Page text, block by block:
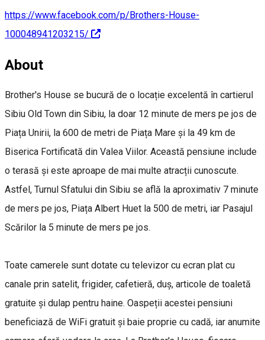
https://www.facebook.com/p/Brothers-House-
100048941203215/
About
Brother's House se bucură de o locație excelentă în cartierul
Sibiu Old Town din Sibiu, la doar 12 minute de mers pe jos de
Piața Unirii, la 600 de metri de Piața Mare și la 49 km de
Biserica Fortificată din Valea Viilor. Această pensiune include
o terasă și este aproape de mai multe atracții cunoscute.
Astfel, Turnul Sfatului din Sibiu se află la aproximativ 7 minute
de mers pe jos, Piața Albert Huet la 500 de metri, iar Pasajul
Scărilor la 5 minute de mers pe jos.
Toate camerele sunt dotate cu televizor cu ecran plat cu
canale prin satelit, frigider, cafetieră, duș, articole de toaletă
gratuite și dulap pentru haine. Oaspeții acestei pensiuni
beneficiază de WiFi gratuit și baie proprie cu cadă, iar anumite